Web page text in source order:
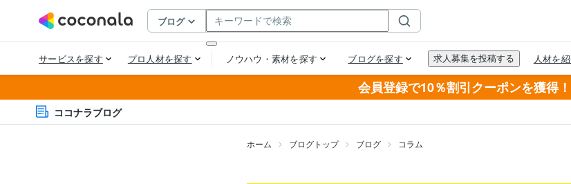
会員登録で10％割引クーポンを獲得！
ココナラブログ
ホーム ブログトップ ブログ コラム